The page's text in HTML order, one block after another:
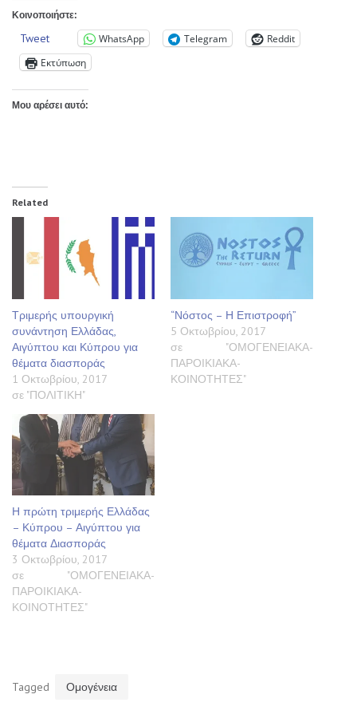
Κοινοποιήστε:
Tweet WhatsApp Telegram
Reddit
Εκτύπωση
Μου αρέσει αυτό:
Related
Τριμερής υπουργική
συνάντηση Ελλάδας,
Αιγύπτου και Κύπρου για
θέματα διασποράς
1 Οκτωβρίου, 2017
σε "ΠΟΛΙΤΙΚΗ"
“Νόστος – Η Επιστροφή”
5 Οκτωβρίου, 2017
σε "ΟΜΟΓΕΝΕΙΑΚΑ-
ΠΑΡΟΙΚΙΑΚΑ-
ΚΟΙΝΟΤΗΤΕΣ"
Η πρώτη τριμερής Ελλάδας
– Κύπρου – Αιγύπτου για
θέματα Διασποράς
3 Οκτωβρίου, 2017
σε "ΟΜΟΓΕΝΕΙΑΚΑ-
ΠΑΡΟΙΚΙΑΚΑ-
ΚΟΙΝΟΤΗΤΕΣ"
Tagged Ομογένεια